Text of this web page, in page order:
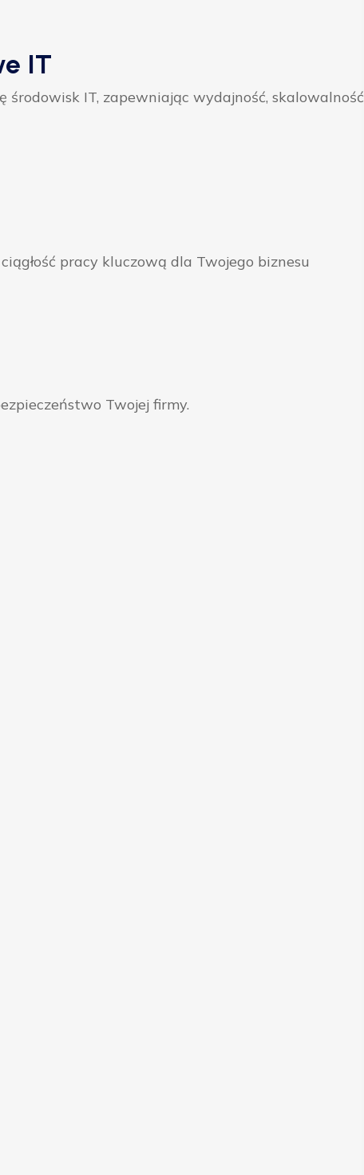
IT
IT, zapewniając wydajność, skalowalność
pracy kluczową dla Twojego biznesu
Twojej firmy.